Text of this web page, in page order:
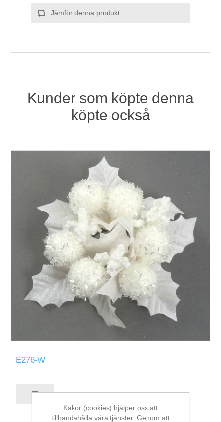
Jämför denna produkt
Kunder som köpte denna
köpte också
E276-W
Kakor (cookies) hjälper oss att
tillhandahålla våra tjänster. Genom att